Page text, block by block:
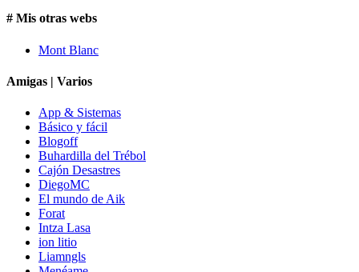
# Mis otras webs
Mont Blanc
Amigas | Varios
App & Sistemas
Básico y fácil
Blogoff
Buhardilla del Trébol
Cajón Desastres
DiegoMC
El mundo de Aik
Forat
Intza Lasa
ion litio
Liamngls